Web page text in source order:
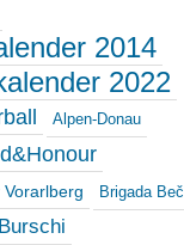
2014
2022
Alpen-Donau
Brigada Beč
Burschi